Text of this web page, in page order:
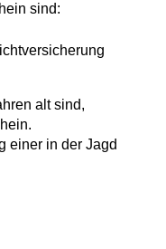
sind:
alt sind,
einer in der Jagd